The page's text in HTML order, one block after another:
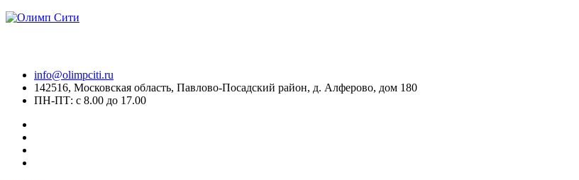
info@olimpciti.ru
142516, Московская область, Павлово-Посадский район, д. Алферово, дом 180
ПН-ПТ: с 8.00 до 17.00